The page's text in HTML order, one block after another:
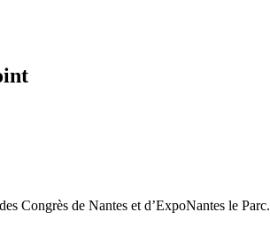
Congrès de Nantes et d’ExpoNantes le Parc.